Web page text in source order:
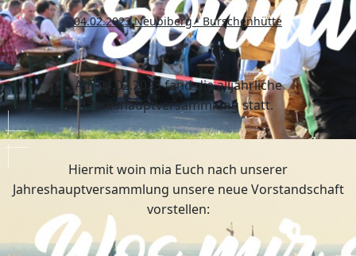
04.02.2023 Neubiberg - Burschenhütte
Am 04.02.2023 fand die alljährliche
Jahreshauptversammlung statt.
Hiermit woin mia Euch nach unserer
Jahreshauptversammlung unsere neue Vorstandschaft
vorstellen: